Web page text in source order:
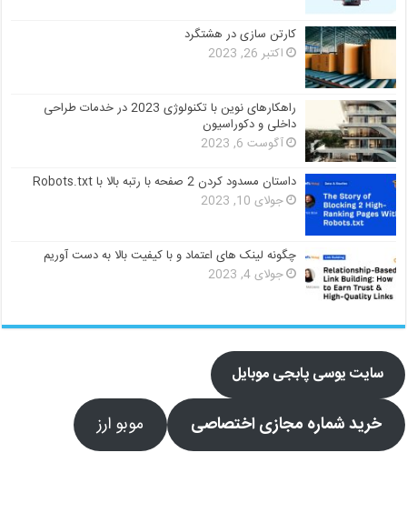
کارتن سازی در هشتگرد
اکتبر 26, 2023
راهکارهای نوین با تکنولوژی 2023 در خدمات طراحی
داخلی و دکوراسیون
آگوست 6, 2023
داستان مسدود کردن 2 صفحه با رتبه بالا با Robots.txt
جولای 10, 2023
چگونه لینک های اعتماد و با کیفیت بالا به دست آوریم
جولای 4, 2023
سایت یوسی پابجی موبایل
خرید شماره مجازی اختصاصی موبو ارز